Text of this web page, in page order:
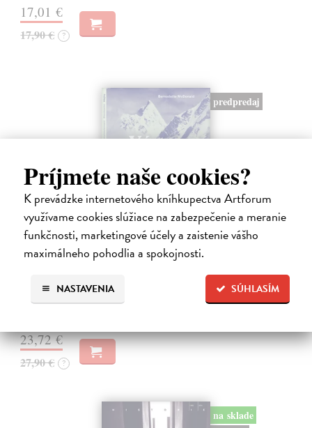
Príjmete naše cookies?
K prevádzke internetového kníhkupectva Artforum
využívame cookies slúžiace na zabezpečenie a meranie
funkčnosti, marketingové účely a zaistenie vášho
maximálneho pohodlia a spokojnosti.
SÚHLASÍM
NASTAVENIA
17,01 €
17,90 € ?
predpredaj
Výstup z tieňa
Hovorili im všelijako. Napríklad nosiči.
Predpredaj, vychádza 20.8.2026, zasielame do 5 dní od
23,72 €
27,90 € ?
na sklade